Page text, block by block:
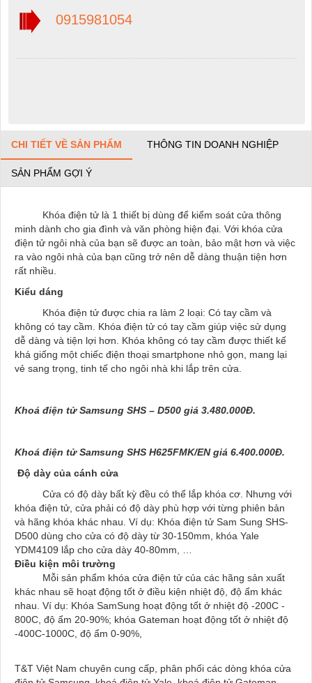
0915981054
CHI TIẾT VỀ SẢN PHẨM THÔNG TIN DOANH NGHIỆP
SẢN PHẨM GỢI Ý
Khóa điện tử là 1 thiết bị dùng để kiểm soát cửa thông
minh dành cho gia đình và văn phòng hiện đại. Với khóa cửa
điện tử ngôi nhà của bạn sẽ được an toàn, bảo mật hơn và việc
ra vào ngôi nhà của bạn cũng trở nên dễ dàng thuận tiện hơn
rất nhiều.
Kiểu dáng
Khóa điện tử được chia ra làm 2 loại: Có tay cầm và
không có tay cầm. Khóa điện tử có tay cầm giúp việc sử dụng
dễ dàng và tiện lợi hơn. Khóa không có tay cầm được thiết kế
khá giống một chiếc điện thoại smartphone nhỏ gọn, mang lại
vẻ sang trọng, tinh tế cho ngôi nhà khi lắp trên cửa.
Khoá điện tử Samsung SHS – D500 giá 3.480.000Đ.
Khoá điện tử Samsung SHS H625FMK/EN giá 6.400.000Đ.
Độ dày của cánh cửa
Cửa có độ dày bất kỳ đều có thể lắp khóa cơ. Nhưng với
khóa điện tử, cửa phải có độ dày phù hợp với từng phiên bản
và hãng khóa khác nhau. Ví dụ: Khóa điện tử Sam Sung SHS-
D500 dùng cho cửa có độ dày từ 30-150mm, khóa Yale
YDM4109 lắp cho cửa dày 40-80mm, …
Điều kiện môi trường
Mỗi sản phẩm khóa cửa điện tử của các hãng sản xuất
khác nhau sẽ hoạt động tốt ở điều kiện nhiệt độ, độ ẩm khác
nhau. Ví dụ: Khóa SamSung hoạt động tốt ở nhiệt độ -200C -
800C, độ ẩm 20-90%; khóa Gateman hoạt động tốt ở nhiệt độ
-400C-1000C, độ ẩm 0-90%,
T&T Việt Nam chuyên cung cấp, phân phối các dòng khóa cửa